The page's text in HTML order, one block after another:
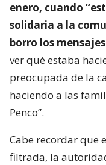
enero, cuando
solidaria a la
borro los
ver qué estaba
preocupada de la
haciendo a las
Penco”.
Cabe recordar que
filtrada, la